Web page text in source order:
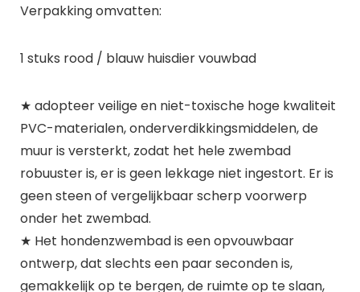
Verpakking omvatten:
1 stuks rood / blauw huisdier vouwbad
★ adopteer veilige en niet-toxische hoge kwaliteit
PVC-materialen, onderverdikkingsmiddelen, de
muur is versterkt, zodat het hele zwembad
robuuster is, er is geen lekkage niet ingestort. Er is
geen steen of vergelijkbaar scherp voorwerp
onder het zwembad.
★ Het hondenzwembad is een opvouwbaar
ontwerp, dat slechts een paar seconden is,
gemakkelijk op te bergen, de ruimte op te slaan,